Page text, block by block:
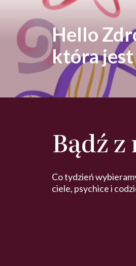
Hello
która jest
Bądź
Co tydzień
ciele, psychice i